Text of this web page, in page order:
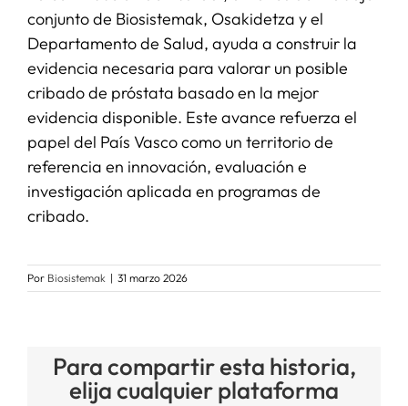
conjunto de Biosistemak, Osakidetza y el
Departamento de Salud, ayuda a construir la
evidencia necesaria para valorar un posible
cribado de próstata basado en la mejor
evidencia disponible. Este avance refuerza el
papel del País Vasco como un territorio de
referencia en innovación, evaluación e
investigación aplicada en programas de
cribado.
Por Biosistemak | 31 marzo 2026
Para compartir esta historia,
elija cualquier plataforma